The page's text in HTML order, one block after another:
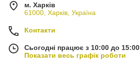
м. Харків
61000, Харків, Україна
Контакти
Сьогодні працює з 10:00 до 15:00
Показати весь графік роботи